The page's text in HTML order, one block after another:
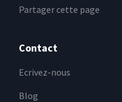
Partager cette page
Contact
Ecrivez-nous
Blog